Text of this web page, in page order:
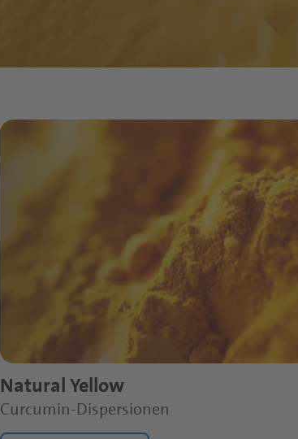
Natural Yellow
Curcumin-Dispersionen